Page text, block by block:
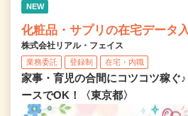
NEW
化粧品・サプリの在宅データ
株式会社リアル・フェイス
業務委託 登録制 在宅・内職
家事・育児の合間にコツコツ稼ぐ
ースでOK！〈東京都〉